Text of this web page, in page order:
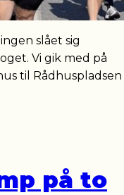
slået sig
Vi gik med på
til Rådhuspladsen
på to